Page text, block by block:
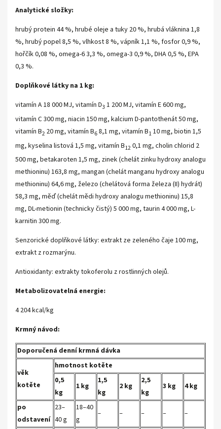
Analytické složky:
hrubý protein 44 %, hrubé oleje a tuky 20 %, hrubá vláknina 1,8
%, hrubý popel 8,5 %, vlhkost 8 %, vápník 1,1 %, fosfor 0,9 %,
hořčík 0,08 %, omega-6 3,3 %, omega-3 0,9 %, DHA 0,5 %, EPA
0,3 %.
Doplňkové látky na 1 kg:
vitamín A 18 000 MJ, vitamín D3 1 200 MJ, vitamín E 600 mg,
vitamín C 300 mg, niacin 150 mg, kalcium D-pantothenát 50 mg,
vitamín B2 20 mg, vitamín B68,1 mg, vitamín B110 mg, biotin 1,5
mg, kyselina listová 1,5 mg, vitamín B120,1 mg, cholin chlorid 2
500 mg, betakaroten 1,5 mg, zinek (chelát zinku hydroxy analogu
methioninu) 163,8 mg, mangan (chelát manganu hydroxy analogu
methioninu) 64,6 mg, železo (chelátová forma železa (II) hydrát)
58,3 mg, měď (chelát mědi hydroxy analogu methioninu) 15,8
mg, DL-metionin (technicky čistý) 5 000 mg, taurin 4 000 mg, L-
karnitin 300 mg.
Senzorické doplňkové látky: extrakt ze zeleného čaje 100 mg,
extrakt z rozmarýnu.
Antioxidanty: extrakty tokoferolu z rostlinných olejů.
Metabolizovatelná energie:
4 204 kcal/kg
Krmný návod:
Doporučená denní krmná dávka
věk
kotěte
hmotnost kotěte
0,5
kg
1 kg
1,5
kg
2 kg
2,5
kg
3 kg 4 kg
po
odstavení
23–
40 g
18–40
g
– – – – –